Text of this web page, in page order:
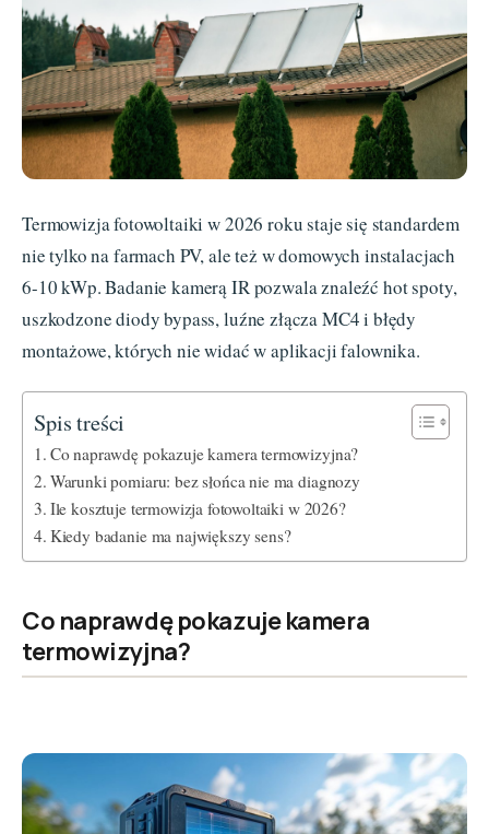
Termowizja fotowoltaiki w 2026 roku staje się standardem
nie tylko na farmach PV, ale też w domowych instalacjach
6-10 kWp. Badanie kamerą IR pozwala znaleźć hot spoty,
uszkodzone diody bypass, luźne złącza MC4 i błędy
montażowe, których nie widać w aplikacji falownika.
Spis treści
Co naprawdę pokazuje kamera termowizyjna?
Warunki pomiaru: bez słońca nie ma diagnozy
Ile kosztuje termowizja fotowoltaiki w 2026?
Kiedy badanie ma największy sens?
Co naprawdę pokazuje kamera
termowizyjna?